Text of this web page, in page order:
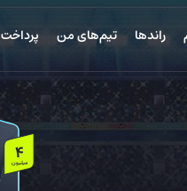
راندها تیم‌های من پرداخت
4
میلیون